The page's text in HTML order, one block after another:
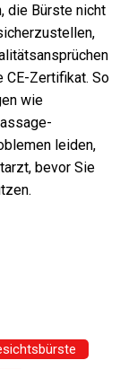
die Bürste nicht
CE-Zertifikat. So
wie
leiden,
bevor Sie